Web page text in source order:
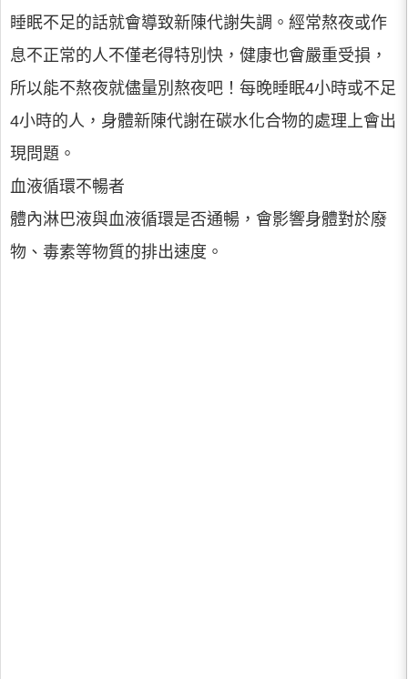
睡眠不足的話就會導致新陳代謝失調。經常熬夜或作
息不正常的人不僅老得特別快，健康也會嚴重受損，
所以能不熬夜就儘量別熬夜吧！每晚睡眠4小時或不足
4小時的人，身體新陳代謝在碳水化合物的處理上會出
現問題。
血液循環不暢者
體內淋巴液與血液循環是否通暢，會影響身體對於廢
物、毒素等物質的排出速度。